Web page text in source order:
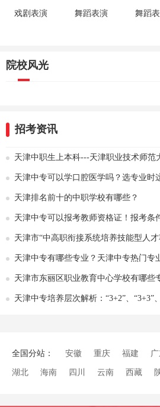
戏剧表演 舞蹈表演 舞蹈
院校风光
招考资讯
天津中职生上本科---天津职业技术师范
天津中专可以学口腔医学吗？选专业时
天津排名前十的中职学校有哪些？
天津中专可以报考教师资格证！报考条
天津市“中高职衔接系统培养技能型人才项目”
天津中专有哪些专业？天津中专热门专
天津市东丽区职业教育中心学校有哪些
天津中专培养层次解析：“3+2”、“3+3”
全国分站： 安徽 重庆 福建
湖北 海南 四川 云南 西藏